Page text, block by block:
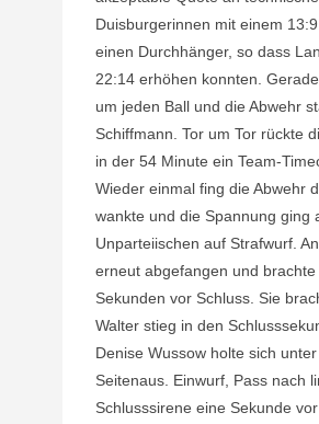
Duisburgerinnen mit einem
einen Durchhänger, so dass
22:14 erhöhen konnten.
um jeden Ball und die Abwehr
Schiffmann. Tor um Tor rückte
in der 54 Minute ein Team-
Wieder einmal fing die Abwehr
wankte und die Spannung ging
Unparteiischen auf Strafwurf.
erneut abgefangen und
Sekunden vor Schluss. Sie
Walter stieg in den
Denise Wussow holte sich
Seitenaus. Einwurf, Pass nach
Schlusssirene eine Sekunde